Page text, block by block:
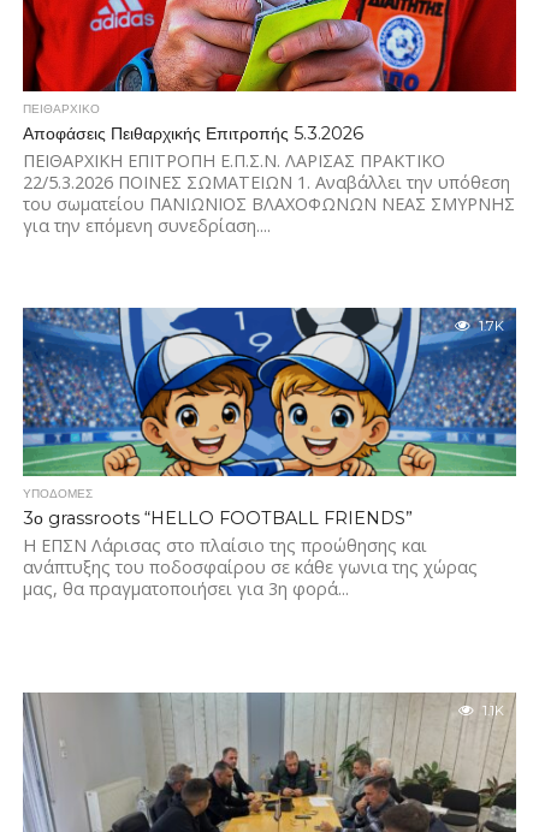
ΠΕΙΘΑΡΧΙΚΌ
Αποφάσεις Πειθαρχικής Επιτροπής 5.3.2026
ΠΕΙΘΑΡΧΙΚΗ ΕΠΙΤΡΟΠΗ Ε.Π.Σ.Ν. ΛΑΡΙΣΑΣ ΠΡΑΚΤΙΚΟ
22/5.3.2026 ΠΟΙΝΕΣ ΣΩΜΑΤΕΙΩΝ 1. Αναβάλλει την υπόθεση
του σωματείου ΠΑΝΙΩΝΙΟΣ ΒΛΑΧΟΦΩΝΩΝ ΝΕΑΣ ΣΜΥΡΝΗΣ
για την επόμενη συνεδρίαση....
1.7K
ΥΠΟΔΟΜΈΣ
3ο grassroots “HELLO FOOTBALL FRIENDS”
Η ΕΠΣΝ Λάρισας στο πλαίσιο της προώθησης και
ανάπτυξης του ποδοσφαίρου σε κάθε γωνια της χώρας
μας, θα πραγματοποιήσει για 3η φορά...
1.1K